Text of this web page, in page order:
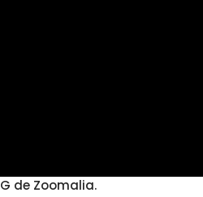
de Zoomalia.